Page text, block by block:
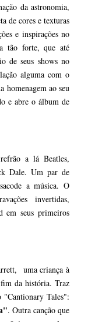
da astronomia,
de cores e texturas
e inspirações no
tão forte, que até
de seus shows no
alguma com o
homenagem ao seu
e abre o álbum de
a lá Beatles,
Dale. Um par de
a música. O
invertidas,
em seus primeiros
uma criança à
da história. Traz
Tales":
. Outra canção que